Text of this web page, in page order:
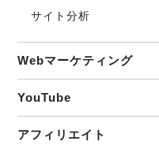
サイト分析
Webマーケティング
YouTube
アフィリエイト